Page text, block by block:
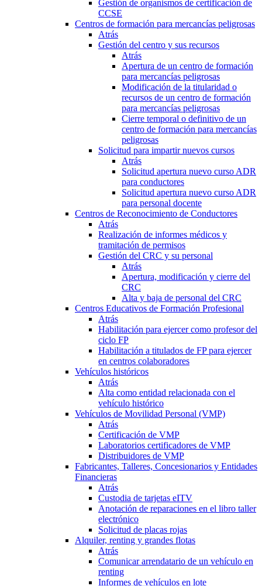
Gestión de organismos de certificación de
CCSE
Centros de formación para mercancías peligrosas
Atrás
Gestión del centro y sus recursos
Atrás
Apertura de un centro de formación
para mercancías peligrosas
Modificación de la titularidad o
recursos de un centro de formación
para mercancías peligrosas
Cierre temporal o definitivo de un
centro de formación para mercancías
peligrosas
Solicitud para impartir nuevos cursos
Atrás
Solicitud apertura nuevo curso ADR
para conductores
Solicitud apertura nuevo curso ADR
para personal docente
Centros de Reconocimiento de Conductores
Atrás
Realización de informes médicos y
tramitación de permisos
Gestión del CRC y su personal
Atrás
Apertura, modificación y cierre del
CRC
Alta y baja de personal del CRC
Centros Educativos de Formación Profesional
Atrás
Habilitación para ejercer como profesor del
ciclo FP
Habilitación a titulados de FP para ejercer
en centros colaboradores
Vehículos históricos
Atrás
Alta como entidad relacionada con el
vehículo histórico
Vehículos de Movilidad Personal (VMP)
Atrás
Certificación de VMP
Laboratorios certificadores de VMP
Distribuidores de VMP
Fabricantes, Talleres, Concesionarios y Entidades
Financieras
Atrás
Custodia de tarjetas eITV
Anotación de reparaciones en el libro taller
electrónico
Solicitud de placas rojas
Alquiler, renting y grandes flotas
Atrás
Comunicar arrendatario de un vehículo en
renting
Informes de vehículos en lote